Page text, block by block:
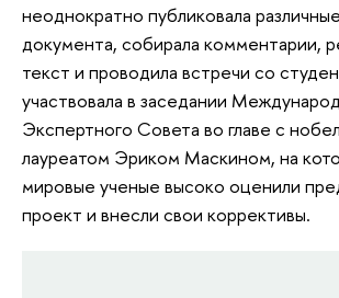
неоднократно публиковала
документа, собирала комментарии,
текст и проводила встречи со
участвовала в заседании
Экспертного Совета во главе с
лауреатом Эриком Маскином, на
мировые ученые высоко оценили
проект и внесли свои коррективы.